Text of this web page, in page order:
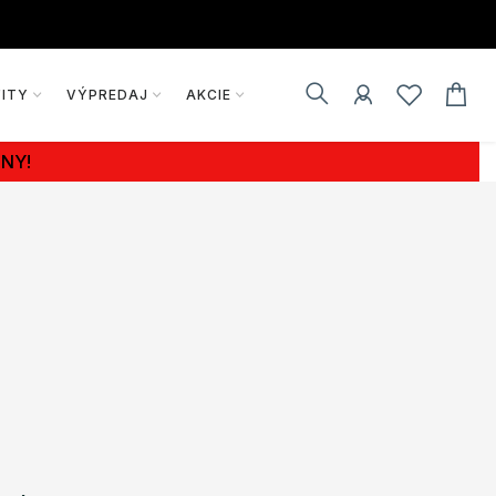
VÝPREDAJ AKCIE